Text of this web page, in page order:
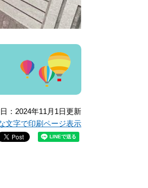
：2024年11月1日更新
文字で印刷ページ表示